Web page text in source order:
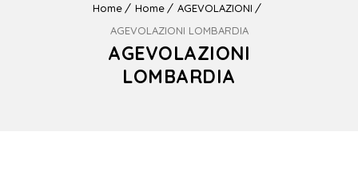
Home Home
AGEVOLAZIONI
AGEVOLAZIONI LOMBARDIA
AGEVOLAZIONI
LOMBARDIA